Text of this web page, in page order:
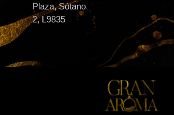
Plaza, Sótano
2, L9835